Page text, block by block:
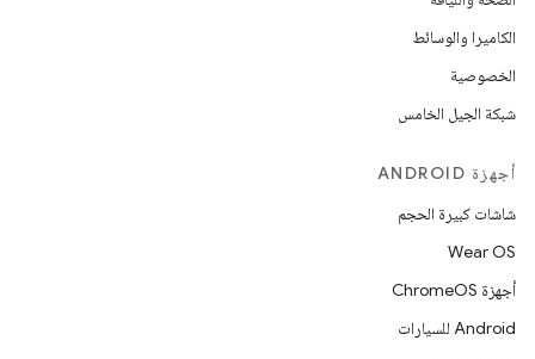
الكاميرا والوسائط
الخصوصية
شبكة الجيل الخامس
أجهزة ANDROID
شاشات كبيرة الحجم
Wear OS
أجهزة ChromeOS
Android للسيارات